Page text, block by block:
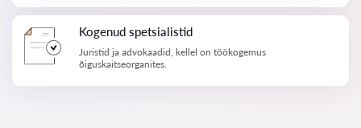
Kogenud spetsialistid
Juristid ja advokaadid, kellel on töökogemus
õiguskaitseorganites.